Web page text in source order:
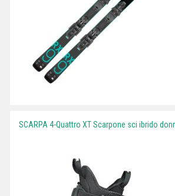
SCARPA 4-Quattro XT Scarpone sci ibrido